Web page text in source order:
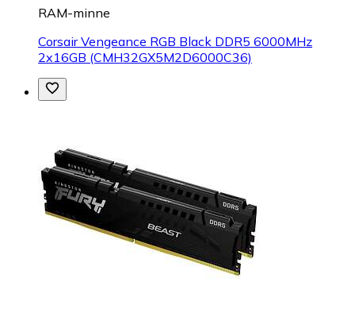
RAM-minne
Corsair Vengeance RGB Black DDR5 6000MHz
2x16GB (CMH32GX5M2D6000C36)